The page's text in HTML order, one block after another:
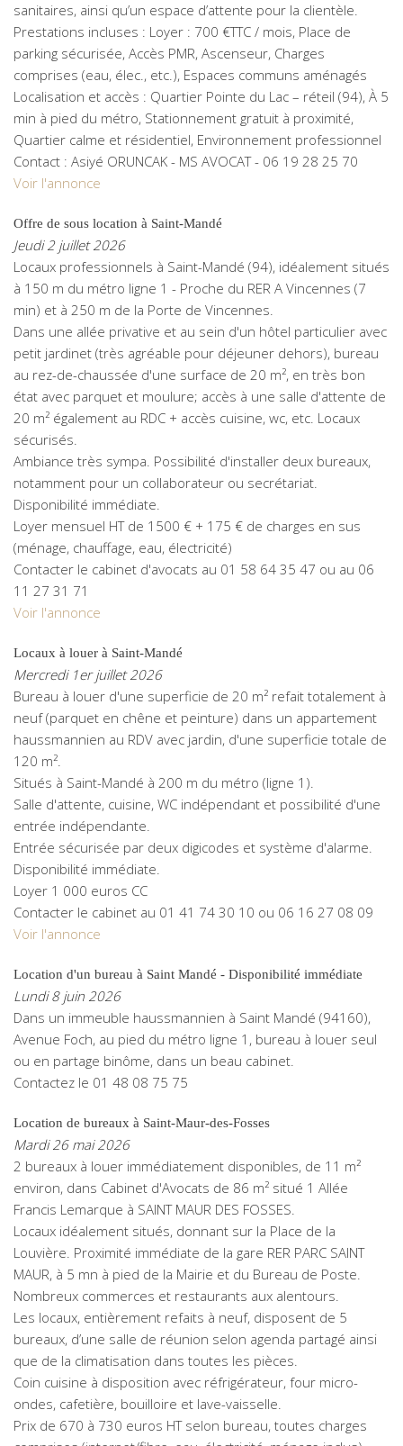
sanitaires, ainsi qu’un espace d’attente pour la clientèle.
Prestations incluses : Loyer : 700 €TTC / mois, Place de
parking sécurisée, Accès PMR, Ascenseur, Charges
comprises (eau, élec., etc.), Espaces communs aménagés
Localisation et accès : Quartier Pointe du Lac – réteil (94), À 5
min à pied du métro, Stationnement gratuit à proximité,
Quartier calme et résidentiel, Environnement professionnel
Contact : Asiyé ORUNCAK - MS AVOCAT - 06 19 28 25 70
Voir l'annonce
Offre de sous location à Saint-Mandé
Jeudi 2 juillet 2026
Locaux professionnels à Saint-Mandé (94), idéalement situés
à 150 m du métro ligne 1 - Proche du RER A Vincennes (7
min) et à 250 m de la Porte de Vincennes.
Dans une allée privative et au sein d'un hôtel particulier avec
petit jardinet (très agréable pour déjeuner dehors), bureau
au rez-de-chaussée d'une surface de 20 m², en très bon
état avec parquet et moulure; accès à une salle d'attente de
20 m² également au RDC + accès cuisine, wc, etc. Locaux
sécurisés.
Ambiance très sympa. Possibilité d'installer deux bureaux,
notamment pour un collaborateur ou secrétariat.
Disponibilité immédiate.
Loyer mensuel HT de 1500 € + 175 € de charges en sus
(ménage, chauffage, eau, électricité)
Contacter le cabinet d'avocats au 01 58 64 35 47 ou au 06
11 27 31 71
Voir l'annonce
Locaux à louer à Saint-Mandé
Mercredi 1er juillet 2026
Bureau à louer d'une superficie de 20 m² refait totalement à
neuf (parquet en chêne et peinture) dans un appartement
haussmannien au RDV avec jardin, d'une superficie totale de
120 m².
Situés à Saint-Mandé à 200 m du métro (ligne 1).
Salle d'attente, cuisine, WC indépendant et possibilité d'une
entrée indépendante.
Entrée sécurisée par deux digicodes et système d'alarme.
Disponibilité immédiate.
Loyer 1 000 euros CC
Contacter le cabinet au 01 41 74 30 10 ou 06 16 27 08 09
Voir l'annonce
Location d'un bureau à Saint Mandé - Disponibilité immédiate
Lundi 8 juin 2026
Dans un immeuble haussmannien à Saint Mandé (94160),
Avenue Foch, au pied du métro ligne 1, bureau à louer seul
ou en partage binôme, dans un beau cabinet.
Contactez le 01 48 08 75 75
Location de bureaux à Saint-Maur-des-Fosses
Mardi 26 mai 2026
2 bureaux à louer immédiatement disponibles, de 11 m²
environ, dans Cabinet d'Avocats de 86 m² situé 1 Allée
Francis Lemarque à SAINT MAUR DES FOSSES.
Locaux idéalement situés, donnant sur la Place de la
Louvière. Proximité immédiate de la gare RER PARC SAINT
MAUR, à 5 mn à pied de la Mairie et du Bureau de Poste.
Nombreux commerces et restaurants aux alentours.
Les locaux, entièrement refaits à neuf, disposent de 5
bureaux, d’une salle de réunion selon agenda partagé ainsi
que de la climatisation dans toutes les pièces.
Coin cuisine à disposition avec réfrigérateur, four micro-
ondes, cafetière, bouilloire et lave-vaisselle.
Prix de 670 à 730 euros HT selon bureau, toutes charges